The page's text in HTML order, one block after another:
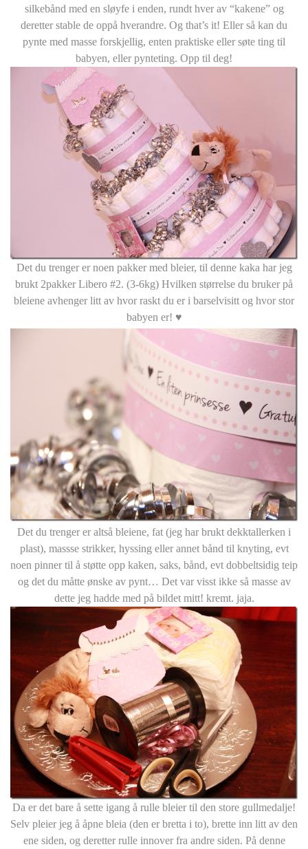
silkebånd med en sløyfe i enden, rundt hver av “kakene” og
deretter stable de oppå hverandre. Og that’s it! Eller så kan du
pynte med masse forskjellig, enten praktiske eller søte ting til
babyen, eller pynteting. Opp til deg!
Det du trenger er noen pakker med bleier, til denne kaka har jeg
brukt 2pakker Libero #2. (3-6kg) Hvilken størrelse du bruker på
bleiene avhenger litt av hvor raskt du er i barselvisitt og hvor stor
babyen er! ♥
Det du trenger er altså bleiene, fat (jeg har brukt dekktallerken i
plast), massse strikker, hyssing eller annet bånd til knyting, evt
noen pinner til å støtte opp kaken, saks, bånd, evt dobbeltsidig teip
og det du måtte ønske av pynt… Det var visst ikke så masse av
dette jeg hadde med på bildet mitt! kremt. jaja.
Da er det bare å sette igang å rulle bleier til den store gullmedalje!
Selv pleier jeg å åpne bleia (den er bretta i to), brette inn litt av den
ene siden, og deretter rulle innover fra andre siden. På denne